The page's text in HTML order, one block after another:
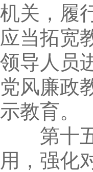
机关，履
应当拓宽
领导人员
党风廉政
示教育。
第十五
用，强化